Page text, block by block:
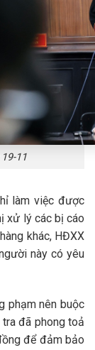
11
làm việc được
xử lý các bị cáo
khác, HĐXX
này có yêu
phạm nên buộc
đã phong toả
để đảm bảo